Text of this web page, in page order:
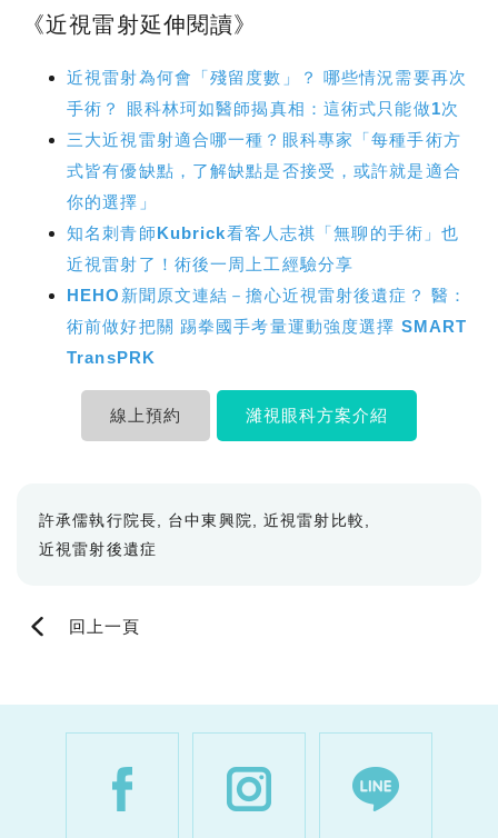
《近視雷射延伸閱讀》
近視雷射為何會「殘留度數」？ 哪些情況需要再次
手術？ 眼科林珂如醫師揭真相：這術式只能做1次
三大近視雷射適合哪一種？眼科專家「每種手術方
式皆有優缺點，了解缺點是否接受，或許就是適合
你的選擇」
知名刺青師Kubrick看客人志祺「無聊的手術」也
近視雷射了！術後一周上工經驗分享
HEHO新聞原文連結－擔心近視雷射後遺症？ 醫：
術前做好把關 踢拳國手考量運動強度選擇 SMART
TransPRK
線上預約 濰視眼科方案介紹
許承儒執行院長 台中東興院
近視雷射比較
近視雷射後遺症
回上一頁